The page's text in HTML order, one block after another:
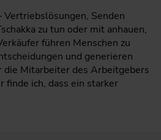
Vertriebslösungen, Senden
zu tun oder mit anhauen,
führen Menschen zu
und generieren
die Mitarbeiter des Arbeitgebers
finde ich, dass ein starker